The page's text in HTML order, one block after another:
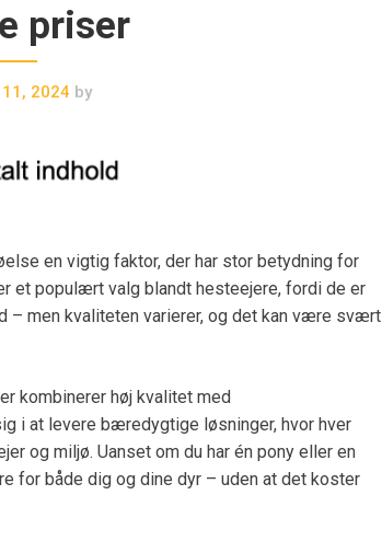
priser
2024 by
en vigtig faktor, der har stor betydning for
et populært valg blandt hesteejere, fordi de er
– men kvaliteten varierer, og det kan være svært
kombinerer høj kvalitet med
i at levere bæredygtige løsninger, hvor hver
og miljø. Uanset om du har én pony eller en
for både dig og dine dyr – uden at det koster